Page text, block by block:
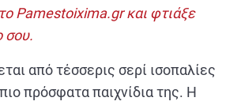
Pamestoixima.gr και φτιάξε
σου.
από τέσσερις σερί ισοπαλίες
πρόσφατα παιχνίδια της. Η